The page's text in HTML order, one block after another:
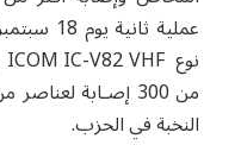
من 300 إصـابة
النخبة في الحزب.